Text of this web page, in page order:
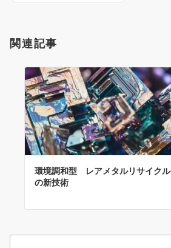
関連記事
環境調和型 レアメタルリサイクル
の新技術